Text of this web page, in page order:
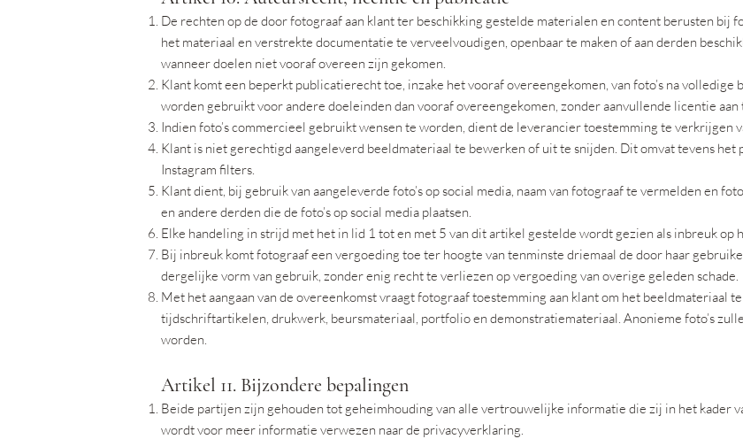
De rechten op de door fotograaf aan klant ter beschikking gestelde materialen en content berusten bij
het materiaal en verstrekte documentatie te verveelvoudigen, openbaar te maken of aan derden
wanneer doelen niet vooraf overeen zijn gekomen.
Klant komt een beperkt publicatierecht toe, inzake het vooraf overeengekomen, van foto’s na volledige
worden gebruikt voor andere doeleinden dan vooraf overeengekomen, zonder aanvullende licentie aan
Indien foto’s commercieel gebruikt wensen te worden, dient de leverancier toestemming te verkrijgen
Klant is niet gerechtigd aangeleverd beeldmateriaal te bewerken of uit te snijden. Dit omvat tevens het
Instagram filters.
Klant dient, bij gebruik van aangeleverde foto’s op social media, naam van fotograaf te vermelden en
en andere derden die de foto’s op social media plaatsen.
Elke handeling in strijd met het in lid 1 tot en met 5 van dit artikel gestelde wordt gezien als inbreuk op
Bij inbreuk komt fotograaf een vergoeding toe ter hoogte van tenminste driemaal de door haar
dergelijke vorm van gebruik, zonder enig recht te verliezen op vergoeding van overige geleden schade.
Met het aangaan van de overeenkomst vraagt fotograaf toestemming aan klant om het beeldmateriaal
tijdschriftartikelen, drukwerk, beursmateriaal, portfolio en demonstratiemateriaal. Anonieme foto’s
worden.
Artikel 11. Bijzondere bepalingen
Beide partijen zijn gehouden tot geheimhouding van alle vertrouwelijke informatie die zij in het kader
wordt voor meer informatie verwezen naar de privacyverklaring.